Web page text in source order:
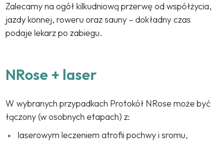
Zalecamy na ogół kilkudniową przerwę od współżycia,
jazdy konnej, roweru oraz sauny – dokładny czas
podaje lekarz po zabiegu.
NRose + laser
W wybranych przypadkach Protokół NRose może być
łączony (w osobnych etapach) z:
laserowym leczeniem atrofii pochwy i sromu,